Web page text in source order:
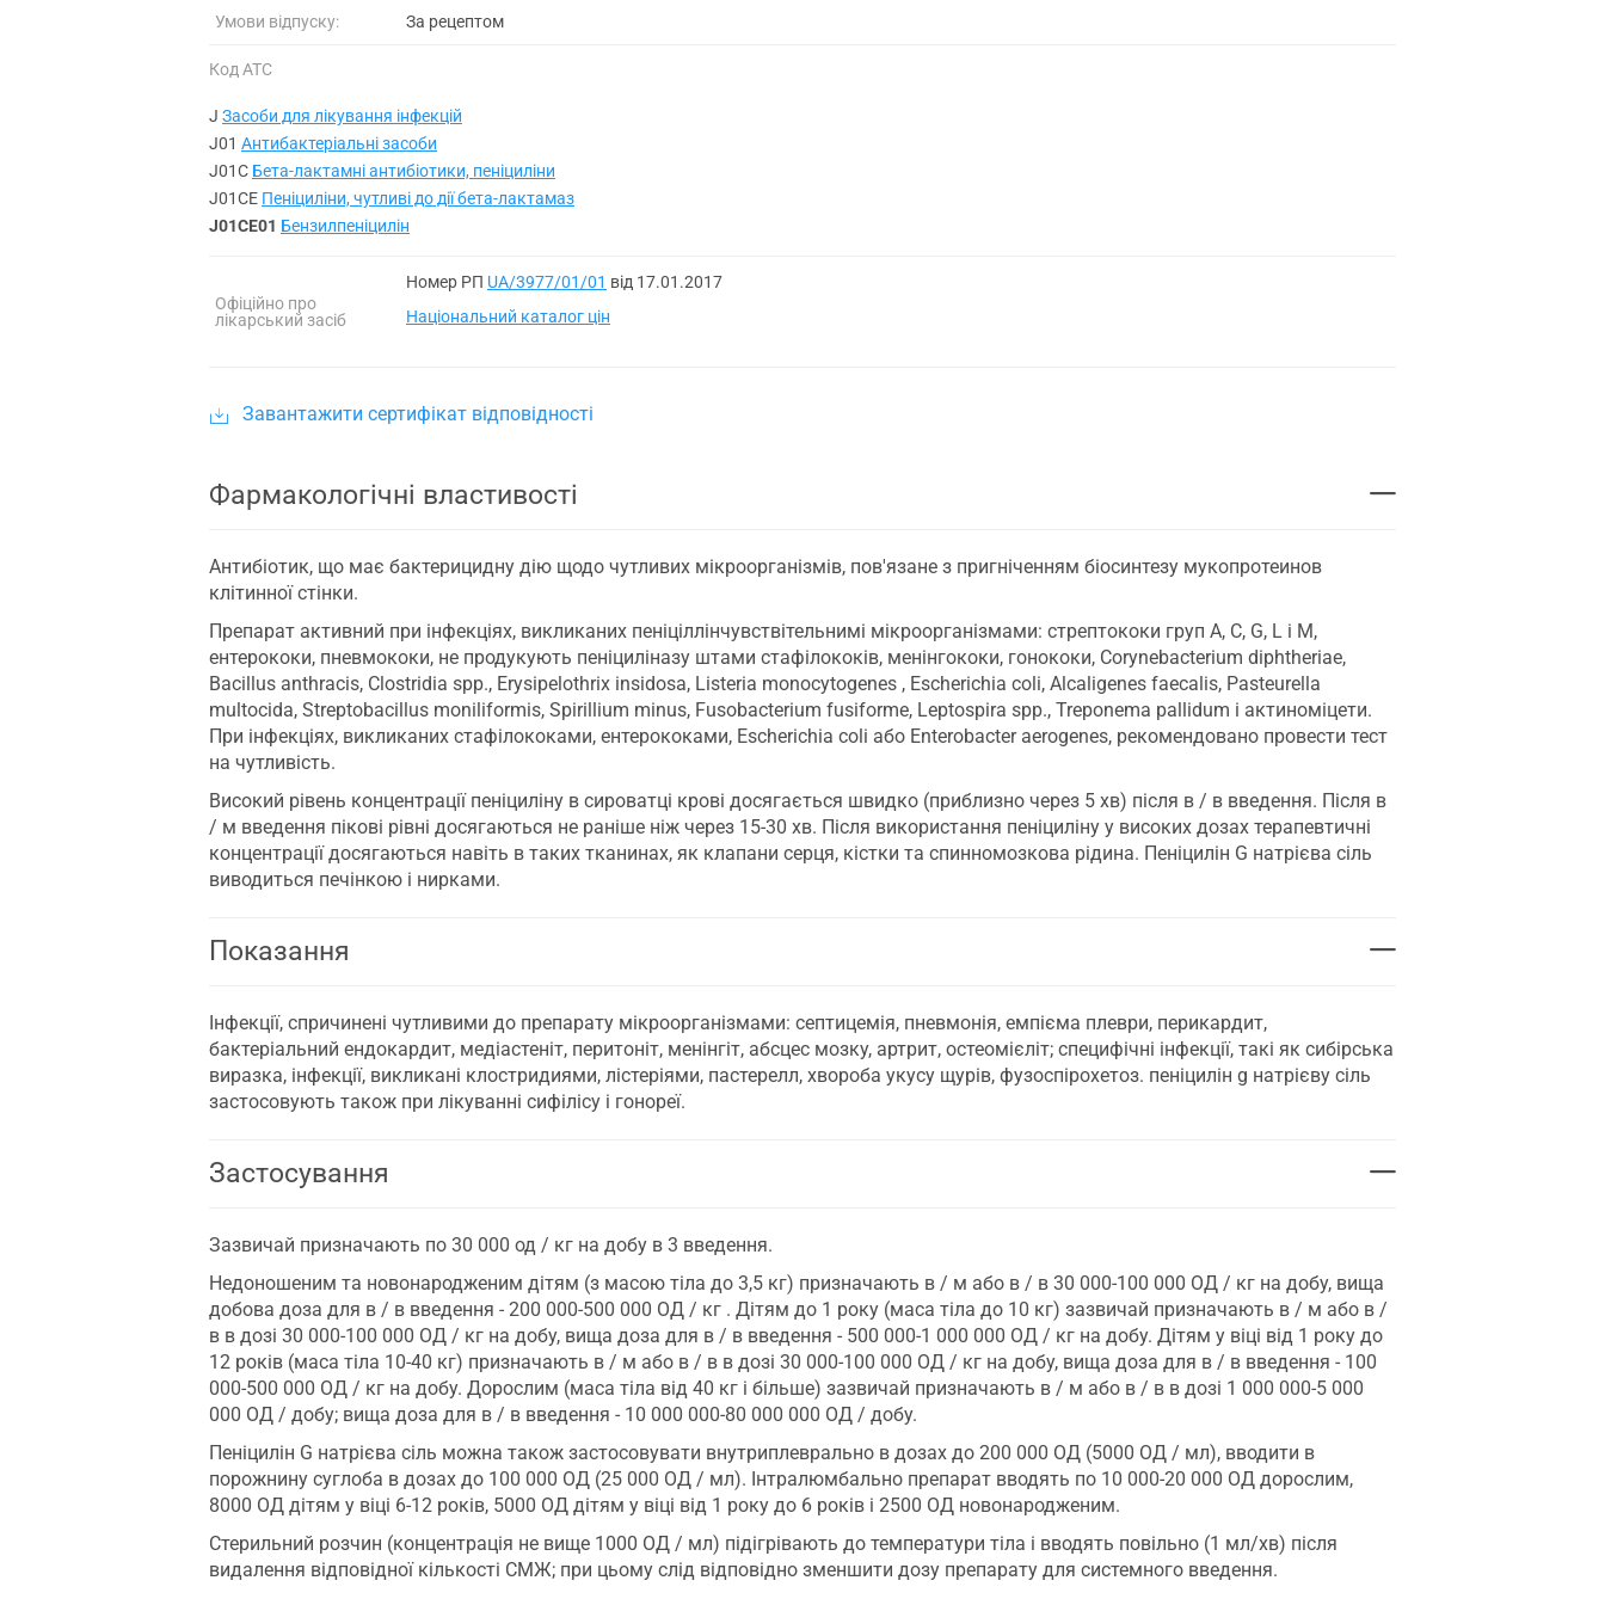
Умови відпуску: За рецептом
Код АТС
J Засоби для лікування інфекцій
J01 Антибактеріальні засоби
J01C Бета-лактамні антибіотики, пеніциліни
J01CE Пеніциліни, чутливі до дії бета-лактамаз
J01CE01 Бензилпеніцилін
Офіційно про
лікарський засіб
Номер РП UA/3977/01/01 від 17.01.2017
Національний каталог цін
Завантажити сертифікат відповідності
Фармакологічні властивості
Антибіотик, що має бактерицидну дію щодо чутливих мікроорганізмів, пов'язане з пригніченням біосинтезу мукопротеинов
клітинної стінки.
Препарат активний при інфекціях, викликаних пеніціллінчувствітельнимі мікроорганізмами: стрептококи груп A, C, G, L і М,
ентерококи, пневмококи, не продукують пеніциліназу штами стафілококів, менінгококи, гонококи, Corynebacterium diphtheriae,
Bacillus anthracis, Clostridia spp., Erysipelothrix insidosa, Listeria monocytogenes , Escherichia coli, Alcaligenes faecalis, Pasteurella
multocida, Streptobacillus moniliformis, Spirillium minus, Fusobacterium fusiforme, Leptospira spp., Treponema pallidum і актиноміцети.
При інфекціях, викликаних стафілококами, ентерококами, Escherichia coli або Enterobacter aerogenes, рекомендовано провести тест
на чутливість.
Високий рівень концентрації пеніциліну в сироватці крові досягається швидко (приблизно через 5 хв) після в / в введення. Після в
/ м введення пікові рівні досягаються не раніше ніж через 15-30 хв. Після використання пеніциліну у високих дозах терапевтичні
концентрації досягаються навіть в таких тканинах, як клапани серця, кістки та спинномозкова рідина. Пеніцилін G натрієва сіль
виводиться печінкою і нирками.
Показання
Інфекції, спричинені чутливими до препарату мікроорганізмами: септицемія, пневмонія, емпієма плеври, перикардит,
бактеріальний ендокардит, медіастеніт, перитоніт, менінгіт, абсцес мозку, артрит, остеомієліт; специфічні інфекції, такі як сибірська
виразка, інфекції, викликані клостридиями, лістеріями, пастерелл, хвороба укусу щурів, фузоспірохетоз. пеніцилін g натрієву сіль
застосовують також при лікуванні сифілісу і гонореї.
Застосування
Зазвичай призначають по 30 000 од / кг на добу в 3 введення.
Недоношеним та новонародженим дітям (з масою тіла до 3,5 кг) призначають в / м або в / в 30 000-100 000 ОД / кг на добу, вища
добова доза для в / в введення - 200 000-500 000 ОД / кг . Дітям до 1 року (маса тіла до 10 кг) зазвичай призначають в / м або в /
в в дозі 30 000-100 000 ОД / кг на добу, вища доза для в / в введення - 500 000-1 000 000 ОД / кг на добу. Дітям у віці від 1 року до
12 років (маса тіла 10-40 кг) призначають в / м або в / в в дозі 30 000-100 000 ОД / кг на добу, вища доза для в / в введення - 100
000-500 000 ОД / кг на добу. Дорослим (маса тіла від 40 кг і більше) зазвичай призначають в / м або в / в в дозі 1 000 000-5 000
000 ОД / добу; вища доза для в / в введення - 10 000 000-80 000 000 ОД / добу.
Пеніцилін G натрієва сіль можна також застосовувати внутриплеврально в дозах до 200 000 ОД (5000 ОД / мл), вводити в
порожнину суглоба в дозах до 100 000 ОД (25 000 ОД / мл). Інтралюмбально препарат вводять по 10 000-20 000 ОД дорослим,
8000 ОД дітям у віці 6-12 років, 5000 ОД дітям у віці від 1 року до 6 років і 2500 ОД новонародженим.
Стерильний розчин (концентрація не вище 1000 ОД / мл) підігрівають до температури тіла і вводять повільно (1 мл/хв) після
видалення відповідної кількості СМЖ; при цьому слід відповідно зменшити дозу препарату для системного введення.